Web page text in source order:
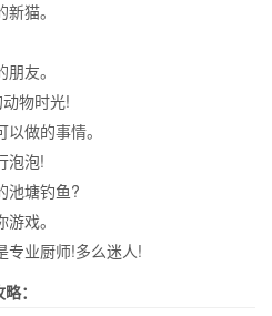
猫。
友。
物时光!
做的事情。
泡泡!
池塘钓鱼?
戏。
专业厨师!多么迷人!
：